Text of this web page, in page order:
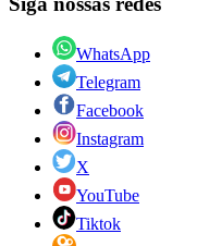
WhatsApp
Telegram
Facebook
Instagram
X
YouTube
Tiktok